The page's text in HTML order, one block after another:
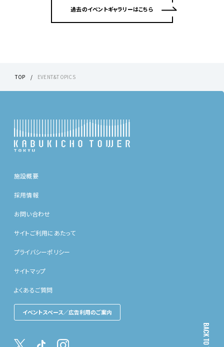
過去のイベントギャラリーはこちら
TOP EVENT&TOPICS
施設概要
採用情報
お問い合わせ
サイトご利用にあたって
プライバシーポリシー
サイトマップ
よくあるご質問
イベントスペース／広告利用のご案内